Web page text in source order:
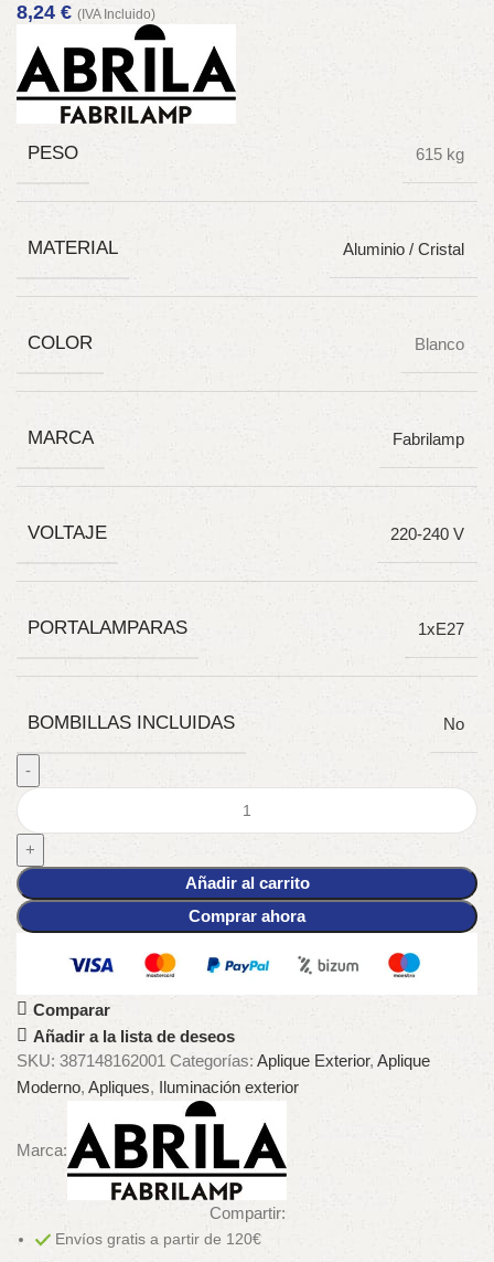
8,24 € (IVA Incluido)
PESO 615 kg
MATERIAL Aluminio / Cristal
COLOR Blanco
MARCA Fabrilamp
VOLTAJE 220-240 V
PORTALAMPARAS 1xE27
BOMBILLAS INCLUIDAS No
Añadir al carrito
Comprar ahora
Comparar
Añadir a la lista de deseos
SKU: 387148162001 Categorías: Aplique Exterior, Aplique
Moderno, Apliques, Iluminación exterior
Marca:
Compartir:
Envíos gratis a partir de 120€